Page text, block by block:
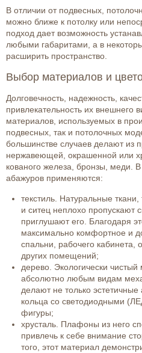
В отличии от подвесных,
можно ближе к потолку или
подход дает возможность
любыми габаритами, а в
расширить пространство.
Выбор материалов и
Долговечность, надежность,
привлекательность их внешнего
материалов, используемых в
подвесных, так и потолочных
большинстве случаев делают из
нержавеющей, окрашенной или
кованого железа, бронзы, меди.
абажуров применяются:
текстиль. Натуральные
и ситец неплохо пропускают
приглушают его. Благодаря
максимально комфортное и
спальни, рабочего кабинета,
других помещений;
дерево. Экологически
абсолютно любым видам
делают не только
кольца со светодиодными
фигуры;
хрусталь. Плафоны из него
привлечь к себе внимание
того, этот материал